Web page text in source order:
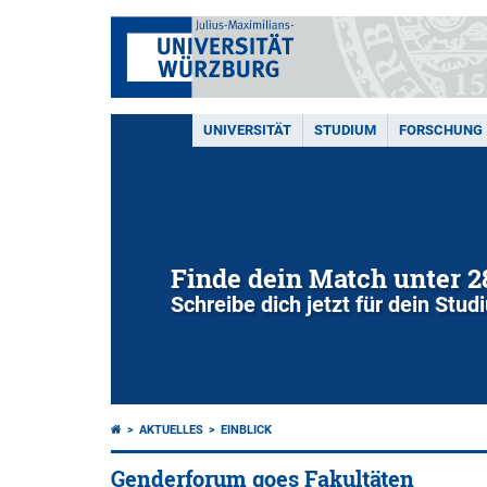
UNIVERSITÄT STUDIUM FORSCHUNG
Finde dein Match unter
Schreibe dich jetzt für dein
AKTUELLES EINBLICK
Genderforum goes Fakultäten